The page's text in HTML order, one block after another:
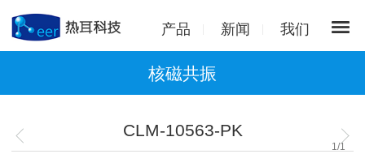
产品 新闻 我们
核磁共振
CLM-10563-PK
1 /1